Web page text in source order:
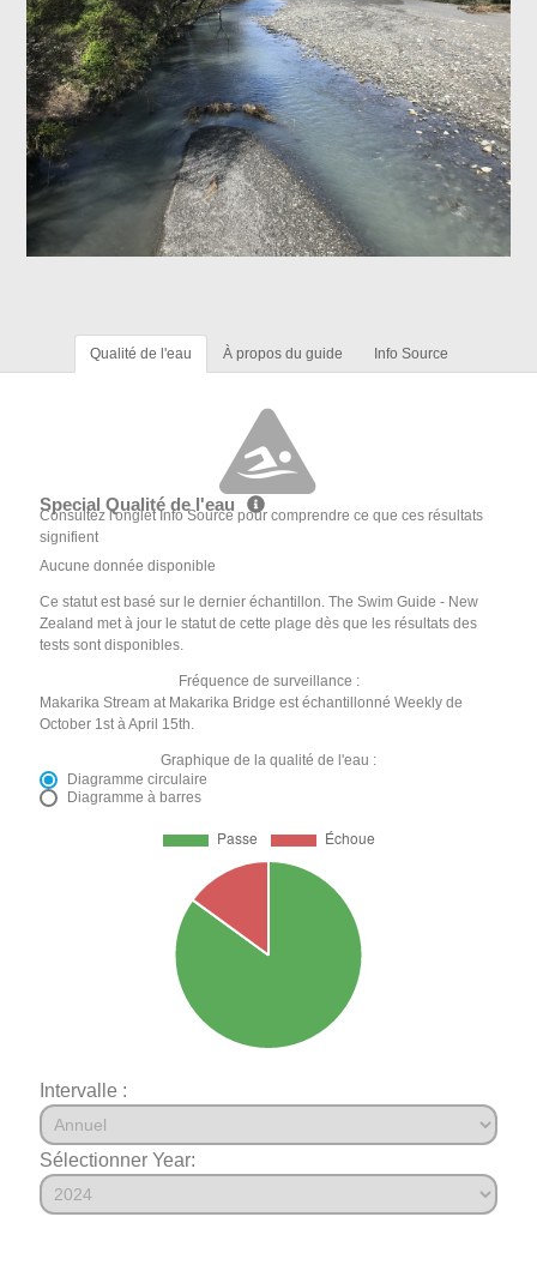
Qualité de l'eau À propos du guide Info Source
Special Qualité de l'eau
Consultez l'onglet Info Source pour comprendre ce que ces résultats
signifient
Aucune donnée disponible
Ce statut est basé sur le dernier échantillon. The Swim Guide - New
Zealand met à jour le statut de cette plage dès que les résultats des
tests sont disponibles.
Fréquence de surveillance :
Makarika Stream at Makarika Bridge est échantillonné Weekly de
October 1st à April 15th.
Graphique de la qualité de l'eau :
Diagramme circulaire
Diagramme à barres
Intervalle :
Sélectionner Year: